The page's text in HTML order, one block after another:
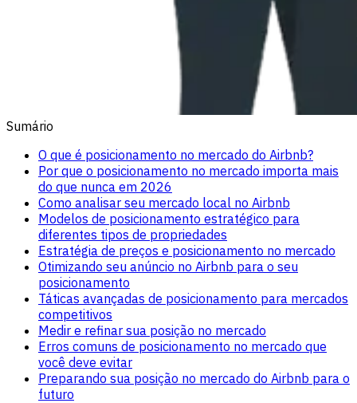
Sumário
O que é posicionamento no mercado do Airbnb?
Por que o posicionamento no mercado importa mais
do que nunca em 2026
Como analisar seu mercado local no Airbnb
Modelos de posicionamento estratégico para
diferentes tipos de propriedades
Estratégia de preços e posicionamento no mercado
Otimizando seu anúncio no Airbnb para o seu
posicionamento
Táticas avançadas de posicionamento para mercados
competitivos
Medir e refinar sua posição no mercado
Erros comuns de posicionamento no mercado que
você deve evitar
Preparando sua posição no mercado do Airbnb para o
futuro